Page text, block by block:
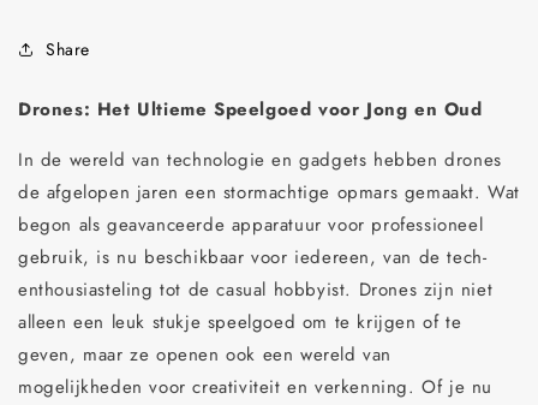
Share
Drones: Het Ultieme Speelgoed voor Jong en Oud
In de wereld van technologie en gadgets hebben drones
de afgelopen jaren een stormachtige opmars gemaakt. Wat
begon als geavanceerde apparatuur voor professioneel
gebruik, is nu beschikbaar voor iedereen, van de tech-
enthousiasteling tot de casual hobbyist. Drones zijn niet
alleen een leuk stukje speelgoed om te krijgen of te
geven, maar ze openen ook een wereld van
mogelijkheden voor creativiteit en verkenning. Of je nu